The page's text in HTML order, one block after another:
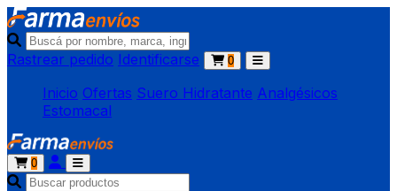
Rastrear pedido Identificarse 0
Inicio Ofertas Suero Hidratante Analgésicos
Estomacal
0